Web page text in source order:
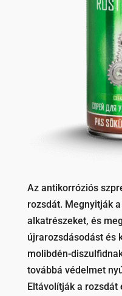
Az antikorróziós
rozsdát. Megnyitják
alkatrészeket, és
újrarozsdásodást és
molibdén-
továbbá védelmet
Eltávolítják a rozsdát